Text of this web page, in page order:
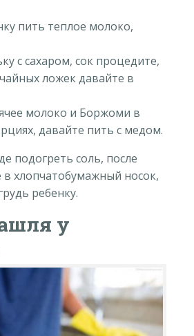
пить теплое молоко,
с сахаром, сок процедите,
ложек давайте в
молоко и Боржоми в
давайте пить с медом.
подогреть соль, после
в хлопчатобумажный носок,
ребенку.
у